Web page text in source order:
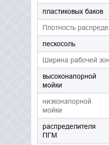
пластиковых баков
Плотность
пескосоль
Ширина рабочей
высоконапорной
мойки
низконапорной
мойки
распределителя
ПГМ